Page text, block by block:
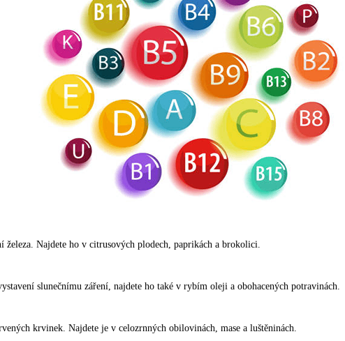
Najdete ho v citrusových plodech, paprikách a brokolici.
slunečnímu záření, najdete ho také v rybím oleji a obohacených potravinách.
krvinek. Najdete je v celozrnných obilovinách, mase a luštěninách.